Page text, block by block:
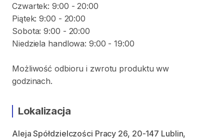
Czwartek: 9:00 - 20:00
Piątek: 9:00 - 20:00
Sobota: 9:00 - 20:00
Niedziela handlowa: 9:00 - 19:00
Możliwość odbioru i zwrotu produktu ww
godzinach.
Lokalizacja
Aleja Spółdzielczości Pracy 26, 20-147 Lublin,